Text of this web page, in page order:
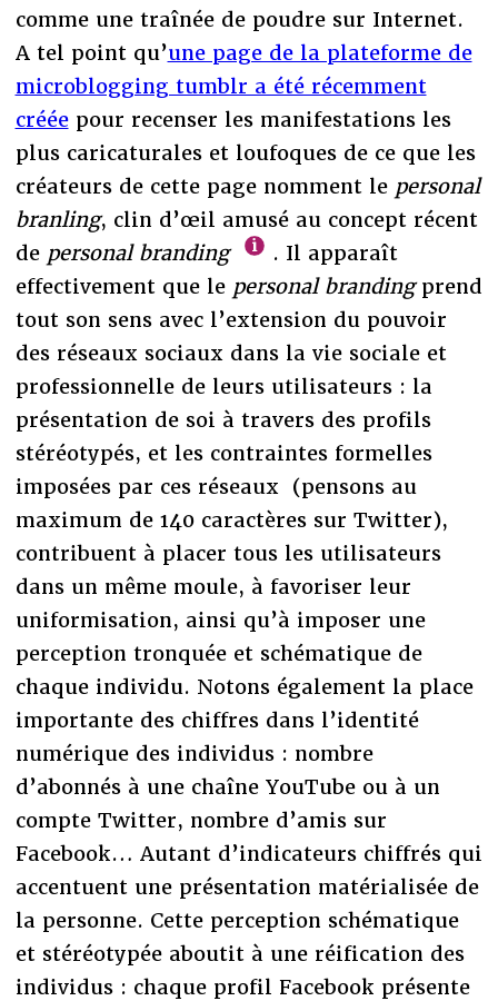
comme une traînée de poudre sur Internet.
A tel point qu’une page de la plateforme de
microblogging tumblr a été récemment
crééepour recenser les manifestations les
plus caricaturales et loufoques de ce que les
créateurs de cette page nomment le personal
branling, clin d’œil amusé au concept récent
de personal branding
. Il apparaît
effectivement que le personal brandingprend
tout son sens avec l’extension du pouvoir
des réseaux sociaux dans la vie sociale et
professionnelle de leurs utilisateurs : la
présentation de soi à travers des profils
stéréotypés, et les contraintes formelles
imposées par ces réseaux (pensons au
maximum de 140 caractères sur Twitter),
contribuent à placer tous les utilisateurs
dans un même moule, à favoriser leur
uniformisation, ainsi qu’à imposer une
perception tronquée et schématique de
chaque individu. Notons également la place
importante des chiffres dans l’identité
numérique des individus : nombre
d’abonnés à une chaîne YouTube ou à un
compte Twitter, nombre d’amis sur
Facebook… Autant d’indicateurs chiffrés qui
accentuent une présentation matérialisée de
la personne. Cette perception schématique
et stéréotypée aboutit à une réification des
individus : chaque profil Facebook présente